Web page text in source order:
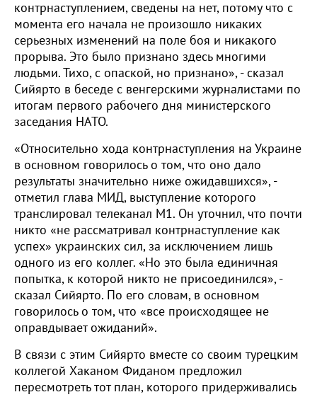
контрнаступлением, сведены на нет, потому что с
момента его начала не произошло никаких
серьезных изменений на поле боя и никакого
прорыва. Это было признано здесь многими
людьми. Тихо, с опаской, но признано», - сказал
Сийярто в беседе с венгерскими журналистами по
итогам первого рабочего дня министерского
заседания НАТО.
«Относительно хода контрнаступления на Украине
в основном говорилось о том, что оно дало
результаты значительно ниже ожидавшихся», -
отметил глава МИД, выступление которого
транслировал телеканал М1. Он уточнил, что почти
никто «не рассматривал контрнаступление как
успех» украинских сил, за исключением лишь
одного из его коллег. «Но это была единичная
попытка, к которой никто не присоединился», -
сказал Сийярто. По его словам, в основном
говорилось о том, что «все происходящее не
оправдывает ожиданий».
В связи с этим Сийярто вместе со своим турецким
коллегой Хаканом Фиданом предложил
пересмотреть тот план, которого придерживались